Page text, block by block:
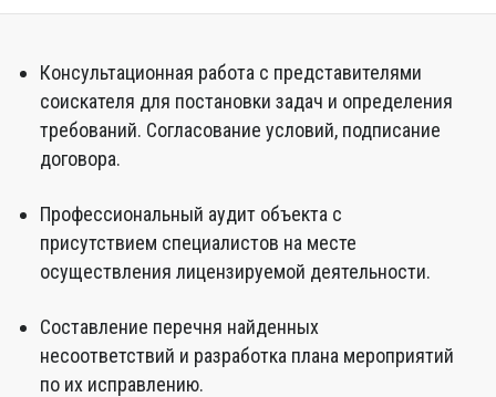
Консультационная работа с представителями
соискателя для постановки задач и определения
требований. Согласование условий, подписание
договора.
Профессиональный аудит объекта с
присутствием специалистов на месте
осуществления лицензируемой деятельности.
Составление перечня найденных
несоответствий и разработка плана мероприятий
по их исправлению.